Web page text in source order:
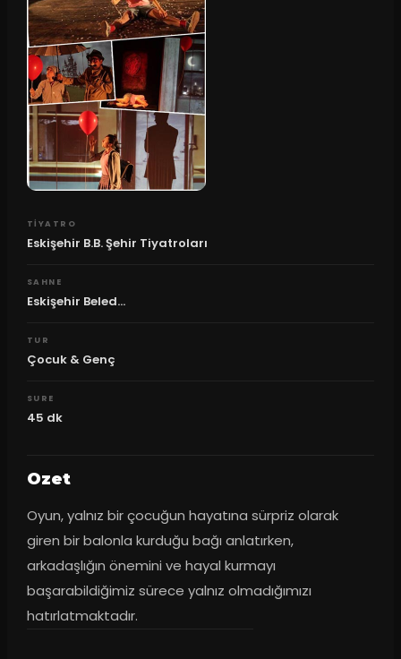
TIYATRO
Eskişehir B.B. Şehir Tiyatroları
SAHNE
Eskişehir Beled...
TUR
Çocuk & Genç
SURE
45 dk
Ozet
Oyun, yalnız bir çocuğun hayatına sürpriz olarak
giren bir balonla kurduğu bağı anlatırken,
arkadaşlığın önemini ve hayal kurmayı
başarabildiğimiz sürece yalnız olmadığımızı
hatırlatmaktadır.